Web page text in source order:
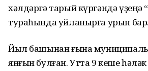
хәлдәргә тарый күргәндә үҙеңә
тураһында уйланырға урын бар.
Йыл башынан ғына муниципаль
янғын булған. Утта 9 кеше